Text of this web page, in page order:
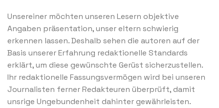
Unsereiner möchten unseren Lesern objektive
Angaben präsentation, unser eltern schwierig
erkennen lassen. Deshalb sehen die autoren auf der
Basis unserer Erfahrung redaktionelle Standards
erklärt, um diese gewünschte Gerüst sicherzustellen.
Ihr redaktionelle Fassungsvermögen wird bei unseren
Journalisten ferner Redakteuren überprüft, damit
unsrige Ungebundenheit dahinter gewährleisten.